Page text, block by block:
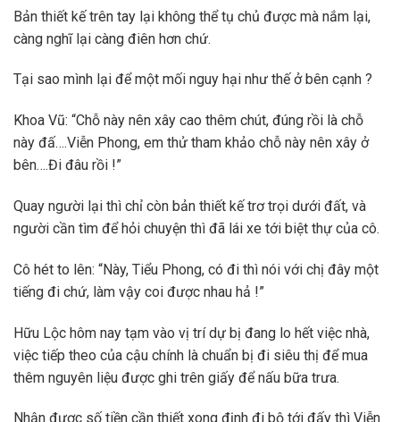
Bản thiết kế trên tay lại không thể tụ chủ được mà nắm lại,
càng nghĩ lại càng điên hơn chứ.
Tại sao mình lại để một mối nguy hại như thế ở bên cạnh ?
Khoa Vũ: “Chỗ này nên xây cao thêm chút, đúng rồi là chỗ
này đấ….Viễn Phong, em thử tham khảo chỗ này nên xây ở
bên….Đi đâu rồi !”
Quay người lại thì chỉ còn bản thiết kế trơ trọi dưới đất, và
người cần tìm để hỏi chuyện thì đã lái xe tới biệt thự của cô.
Cô hét to lên: “Này, Tiểu Phong, có đi thì nói với chị đây một
tiếng đi chứ, làm vậy coi được nhau hả !”
Hữu Lộc hôm nay tạm vào vị trí dự bị đang lo hết việc nhà,
việc tiếp theo của cậu chính là chuẩn bị đi siêu thị để mua
thêm nguyên liệu được ghi trên giấy để nấu bữa trưa.
Nhận được số tiền cần thiết xong định đi bộ tới đấy thì Viễn